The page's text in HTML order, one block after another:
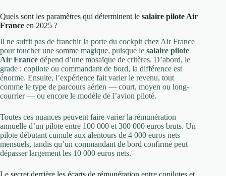
Quels sont les paramètres qui déterminent le salaire pilote Air
France en 2025 ?
Il ne suffit pas de franchir la porte du cockpit chez Air France
pour toucher une somme magique, puisque le salaire pilote
Air France dépend d’une mosaïque de critères. D’abord, le
grade : copilote ou commandant de bord, la différence est
énorme. Ensuite, l’expérience fait varier le revenu, tout
comme le type de parcours aérien — court, moyen ou long-
courrier — ou encore le modèle de l’avion piloté.
Toutes ces nuances peuvent faire varier la rémunération
annuelle d’un pilote entre 100 000 et 300 000 euros bruts. Un
pilote débutant cumule aux alentours de 4 000 euros nets
mensuels, tandis qu’un commandant de bord confirmé peut
dépasser largement les 10 000 euros nets.